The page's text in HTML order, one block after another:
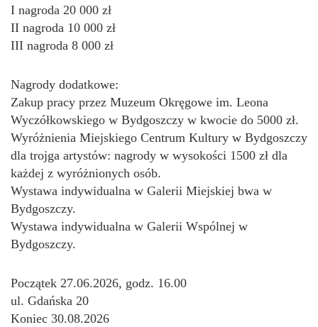
I nagroda 20 000 zł
II nagroda 10 000 zł
III nagroda 8 000 zł
Nagrody dodatkowe:
Zakup pracy przez Muzeum Okręgowe im. Leona
Wyczółkowskiego w Bydgoszczy w kwocie do 5000 zł.
Wyróżnienia Miejskiego Centrum Kultury w Bydgoszczy
dla trojga artystów: nagrody w wysokości 1500 zł dla
każdej z wyróżnionych osób.
Wystawa indywidualna w Galerii Miejskiej bwa w
Bydgoszczy.
Wystawa indywidualna w Galerii Wspólnej w
Bydgoszczy.
Początek 27.06.2026, godz. 16.00
ul. Gdańska 20
Koniec 30.08.2026